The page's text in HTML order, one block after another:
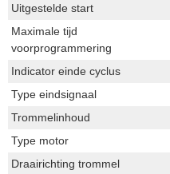
Uitgestelde start
Maximale tijd
voorprogrammering
Indicator einde cyclus
Type eindsignaal
Trommelinhoud
Type motor
Draairichting trommel